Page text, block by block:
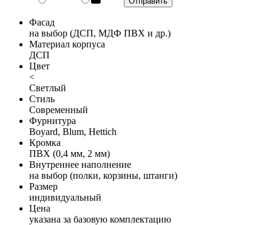
Фасад
на выбор (ДСП, МДФ ПВХ и др.)
Материал корпуса
ДСП
Цвет
<
Светлый
Стиль
Современный
Фурнитура
Boyard, Blum, Hettich
Кромка
ПВХ (0,4 мм, 2 мм)
Внутреннее наполнение
на выбор (полки, корзины, штанги)
Размер
индивидуальный
Цена
указана за базовую комплектацию